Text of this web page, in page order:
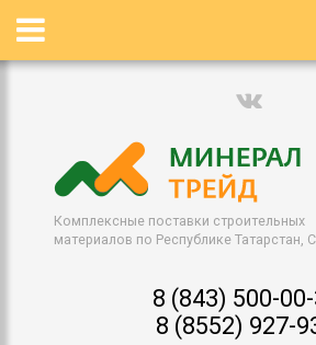
Комплексные поставки строительных
материалов по Республике Татарстан,
8 (843) 500-
8 (8552) 927-